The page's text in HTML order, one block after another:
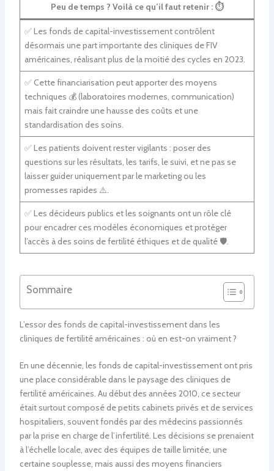
Peu de temps ? Voilà ce qu’il faut retenir :⏱️
✅ Les fonds de capital-investissement contrôlent
désormais une part importante des cliniques de FIV
américaines, réalisant plus de la moitié des cycles en 2023.
✅ Cette financiarisation peut apporter des moyens
techniques 💰 (laboratoires modernes, communication)
mais fait craindre une hausse des coûts et une
standardisation des soins.
✅ Les patients doivent rester vigilants : poser des
questions sur les résultats, les tarifs, le suivi, et ne pas se
laisser guider uniquement par le marketing ou les
promesses rapides ⚠️.
✅ Les décideurs publics et les soignants ont un rôle clé
pour encadrer ces modèles économiques et protéger
l’accès à des soins de fertilité éthiques et de qualité 🛡️.
Sommaire
L’essor des fonds de capital-investissement dans les
cliniques de fertilité américaines : où en est-on vraiment ?
En une décennie, les fonds de capital-investissement ont pris
une place considérable dans le paysage des cliniques de
fertilité américaines. Au début des années 2010, ce secteur
était surtout composé de petits cabinets privés et de services
hospitaliers, souvent fondés par des médecins passionnés
par la prise en charge de l’infertilité. Les décisions se prenaient
à l’échelle locale, avec des équipes de taille limitée, une
certaine souplesse, mais aussi des moyens financiers